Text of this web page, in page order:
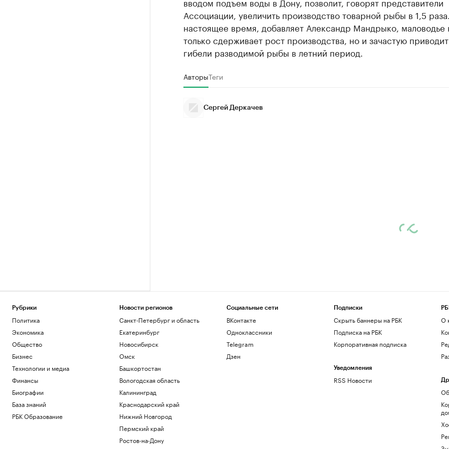
Ассоциации, увеличить производство товарной рыбы в 1,5
настоящее время, добавляет Александр Мандрыко, маловодье
только сдерживает рост производства, но и зачастую
гибели разводимой рыбы в летний период.
АвторыТеги
Сергей Деркачев
Рубрики
Политика
Экономика
Общество
Бизнес
Технологии и медиа
Финансы
Биографии
База знаний
РБК Образование
Новости регионов
Санкт-Петербург и область
Екатеринбург
Новосибирск
Омск
Башкортостан
Вологодская область
Калининград
Краснодарский край
Нижний Новгород
Пермский край
Ростов-на-Дону
Социальные сети
ВКонтакте
Одноклассники
Telegram
Дзен
Подписки
Скрыть баннеры на РБК
Подписка на РБК
Корпоративная подписка
Уведомления
RSS Новости
О